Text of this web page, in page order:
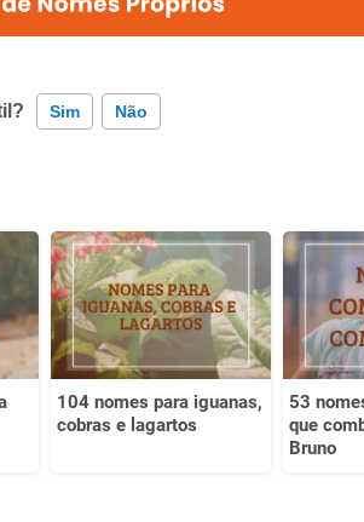
Sim Não
informação incorreta
a informação que procuro
104 nomes para iguanas,
cobras e lagartos
53
que
Bruno